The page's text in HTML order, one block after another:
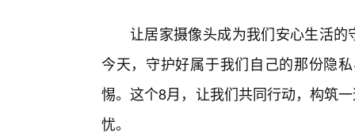
让居家摄像头成为我们安心生活的
今天，守护好属于我们自己的那份隐
惕。这个8月，让我们共同行动，构筑
忧。